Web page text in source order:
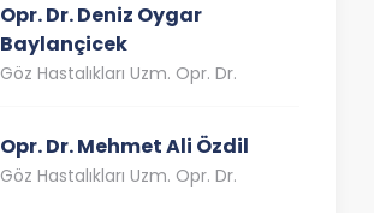
Opr. Dr. Deniz Oygar
Baylançicek
Göz Hastalıkları Uzm. Opr. Dr.
Opr. Dr. Mehmet Ali Özdil
Göz Hastalıkları Uzm. Opr. Dr.